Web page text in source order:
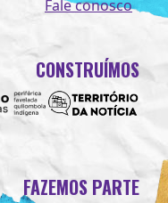
Fale conosco
CONSTRUÍMOS
FAZEMOS PARTE